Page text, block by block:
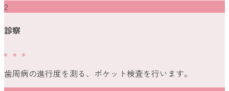
2
診察
歯周病の進行度を測る、ポケット検査を行います。